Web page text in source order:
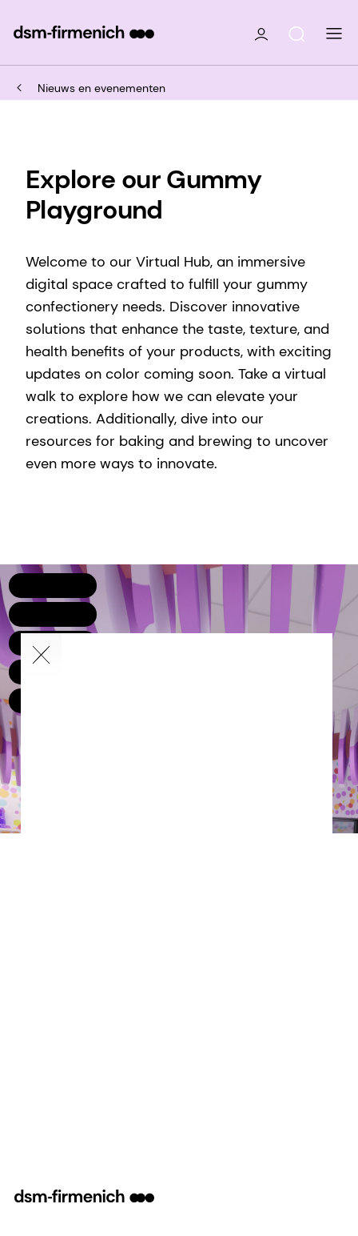
Nieuws en evenementen
Explore our Gummy
Playground
Welcome to our Virtual Hub, an immersive
digital space crafted to fulfill your gummy
confectionery needs. Discover innovative
solutions that enhance the taste, texture, and
health benefits of your products, with exciting
updates on color coming soon. Take a virtual
walk to explore how we can elevate your
creations. Additionally, dive into our
resources for baking and brewing to uncover
even more ways to innovate.